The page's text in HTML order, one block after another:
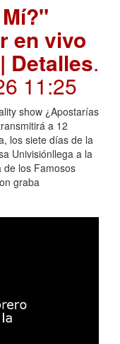
en vivo
Detalles.
11:25
show ¿Apostarías
a 12
los siete días de la
Univisiónllega a la
de los Famosos
graba